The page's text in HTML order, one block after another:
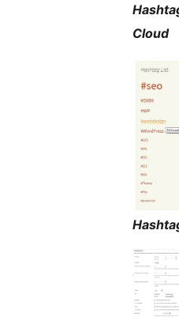
Cloud